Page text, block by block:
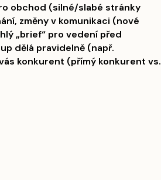
obchod (silné/slabé stránky
změny v komunikaci (nové
„brief“ pro vedení před
dělá pravidelně (např.
konkurent (přímý konkurent vs.